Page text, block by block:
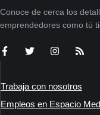
Conoce de cerca los
emprendedores como tú
Trabaja con nosotros
Empleos en Espacio